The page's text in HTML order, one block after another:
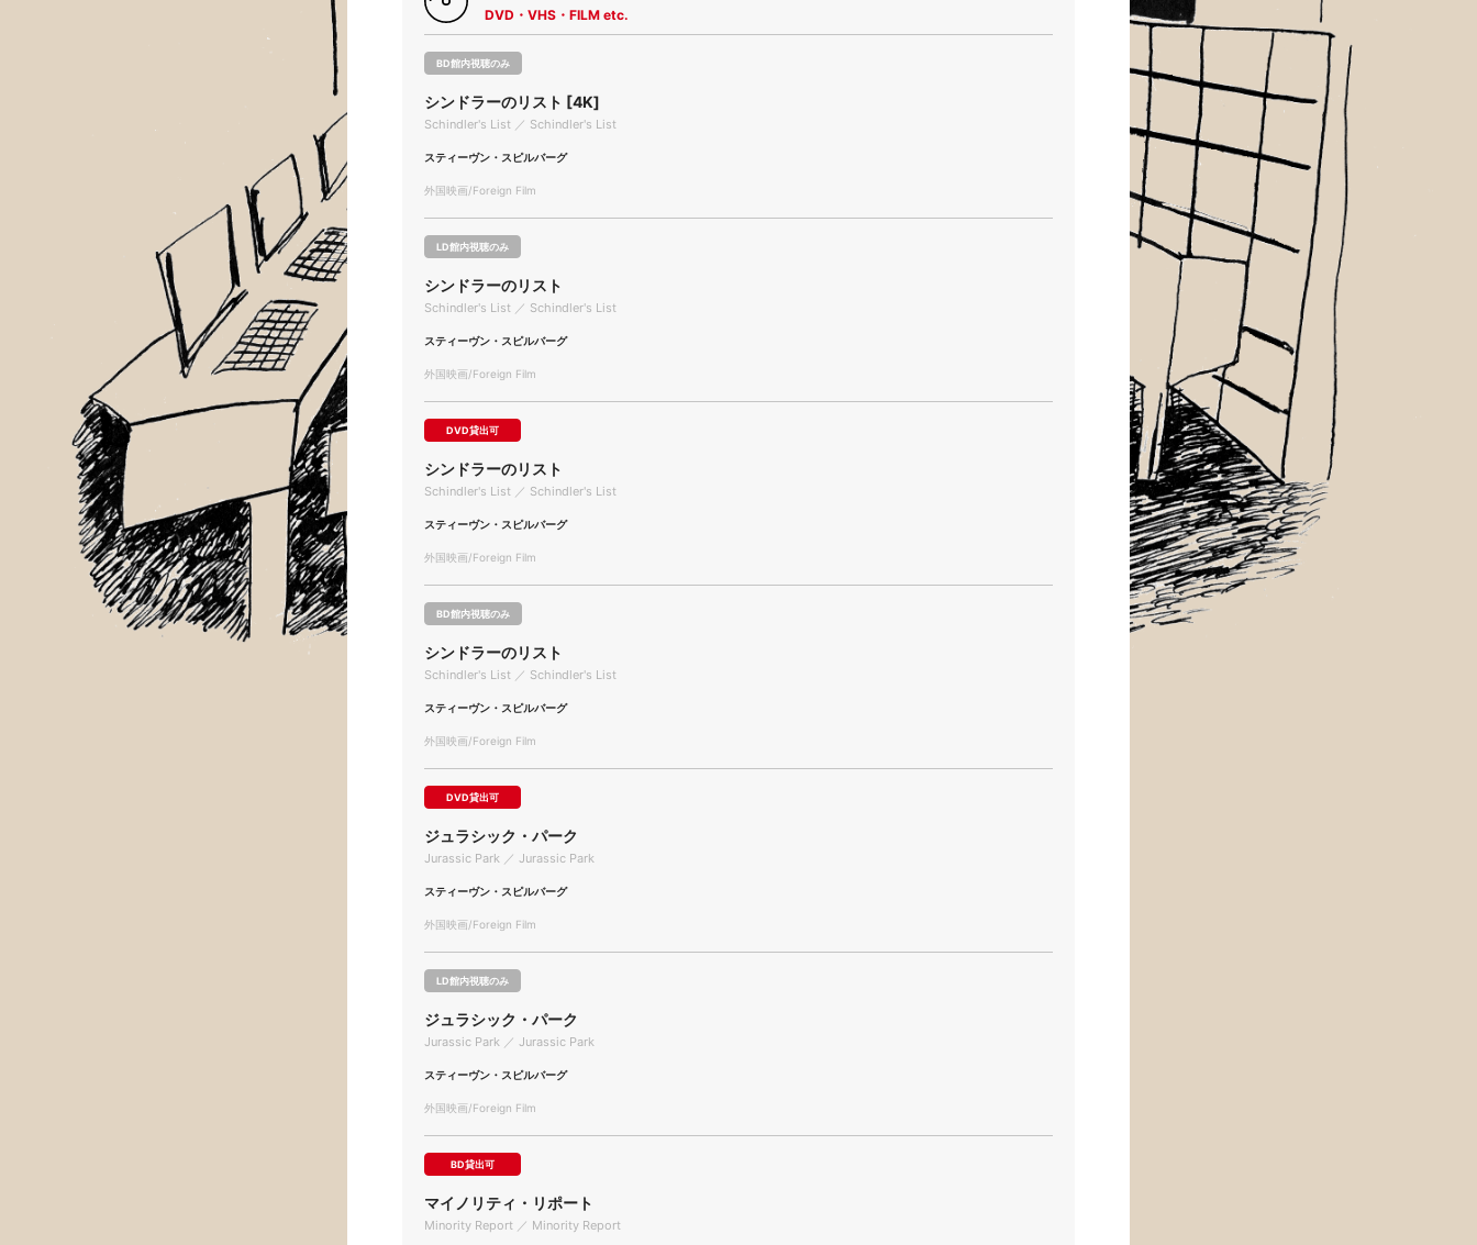
DVD・VHS・FILM etc.
BD館内視聴のみ
シンドラーのリスト [4K]
Schindler's List ／ Schindler's List
スティーヴン・スピルバーグ
外国映画/Foreign Film
LD館内視聴のみ
シンドラーのリスト
Schindler's List ／ Schindler's List
スティーヴン・スピルバーグ
外国映画/Foreign Film
DVD貸出可
シンドラーのリスト
Schindler's List ／ Schindler's List
スティーヴン・スピルバーグ
外国映画/Foreign Film
BD館内視聴のみ
シンドラーのリスト
Schindler's List ／ Schindler's List
スティーヴン・スピルバーグ
外国映画/Foreign Film
DVD貸出可
ジュラシック・パーク
Jurassic Park ／ Jurassic Park
スティーヴン・スピルバーグ
外国映画/Foreign Film
LD館内視聴のみ
ジュラシック・パーク
Jurassic Park ／ Jurassic Park
スティーヴン・スピルバーグ
外国映画/Foreign Film
BD貸出可
マイノリティ・リポート
Minority Report ／ Minority Report